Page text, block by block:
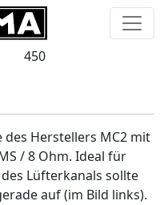
450
Herstellers MC2 mit
/ 8 Ohm. Ideal für
Lüfterkanals sollte
auf (im Bild links).